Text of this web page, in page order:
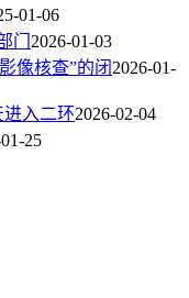
01-06
门 2026-01-03
像核查”的闭2026-01-
入二环2026-02-04
25